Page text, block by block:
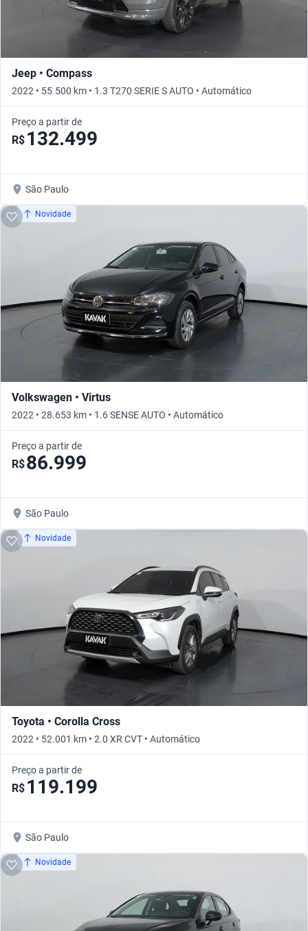
Jeep • Compass
2022 • 55.500 km • 1.3 T270 SERIE S AUTO • Automático
Preço a partir de
R$ 132.499
São Paulo
Novidade
Volkswagen • Virtus
2022 • 28.653 km • 1.6 SENSE AUTO • Automático
Preço a partir de
R$86.999
São Paulo
Novidade
Toyota • Corolla Cross
2022 • 52.001 km • 2.0 XR CVT • Automático
Preço a partir de
R$ 119.199
São Paulo
Novidade